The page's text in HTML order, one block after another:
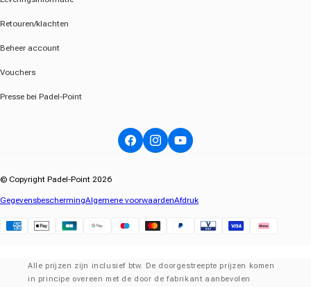
Retouren/klachten
Beheer account
Vouchers
Presse bei Padel-Point
FacebookInstagramYouTube
© Copyright Padel-Point 2026
GegevensbeschermingAlgemene voorwaardenAfdruk
Alle prijzen zijn inclusief btw. De doorgestreepte prijzen komen
in principe overeen met de door de fabrikant aanbevolen